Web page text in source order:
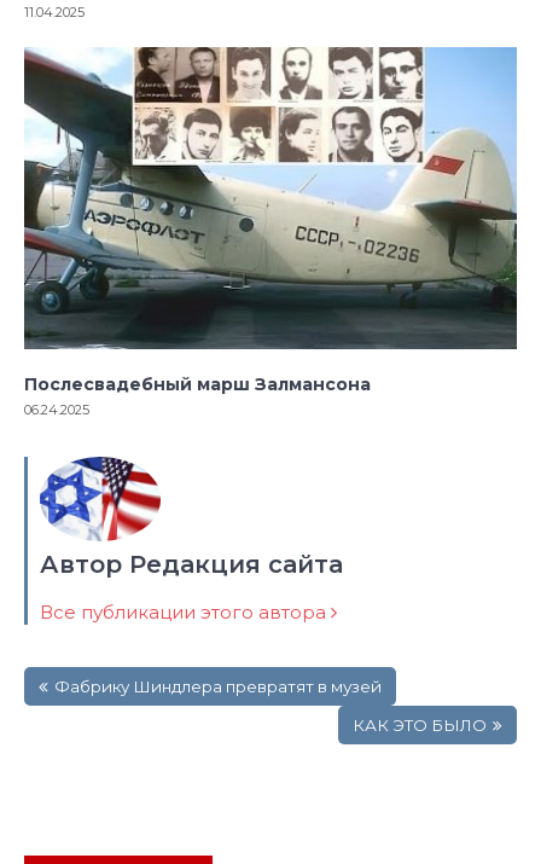
11.04.2025
Послесвадебный марш Залмансона
06.24.2025
Автор Редакция сайта
Все публикации этого автора
по Фабрику Шиндлера превратят в музей
КАК ЭТО БЫЛО